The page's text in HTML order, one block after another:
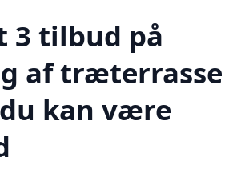
3 tilbud på
af træterrasse
kan være